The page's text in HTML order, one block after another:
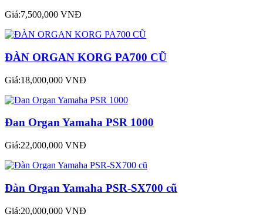
Giá:7,500,000 VNĐ
ĐÀN ORGAN KORG PA700 CŨ
Giá:18,000,000 VNĐ
Đan Organ Yamaha PSR 1000
Giá:22,000,000 VNĐ
Đàn Organ Yamaha PSR-SX700 cũ
Giá:20,000,000 VNĐ